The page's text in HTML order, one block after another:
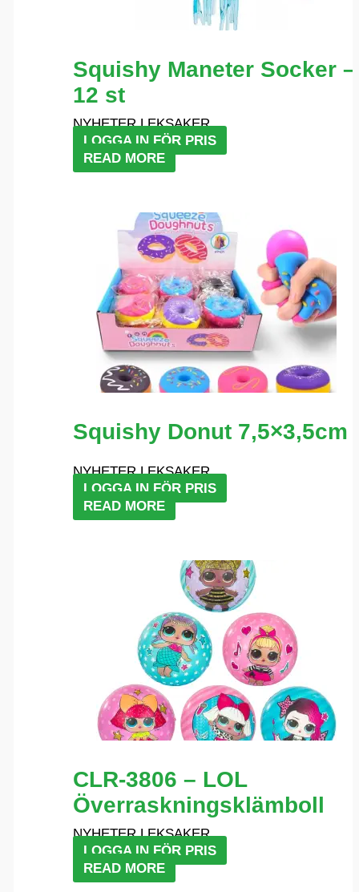
Squishy Maneter Socker –
12 st
NYHETER LEKSAKER
LOGGA IN FÖR PRIS
READ MORE
Squishy Donut 7,5×3,5cm
NYHETER LEKSAKER
LOGGA IN FÖR PRIS
READ MORE
CLR-3806 – LOL
Överraskningsklämboll
NYHETER LEKSAKER
LOGGA IN FÖR PRIS
READ MORE